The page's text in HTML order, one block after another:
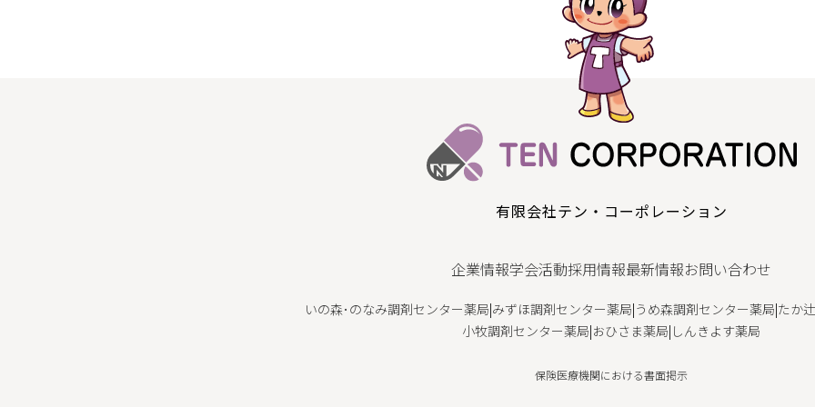
有限会社テン・コーポレーション
企業情報学会活動採用情報最新情報お問い合わせ
いの森･のなみ調剤センター薬局|みずほ調剤センター薬局|うめ森調剤センター薬局|たか
小牧調剤センター薬局|おひさま薬局| しんきよす薬局
保険医療機関における書面掲示